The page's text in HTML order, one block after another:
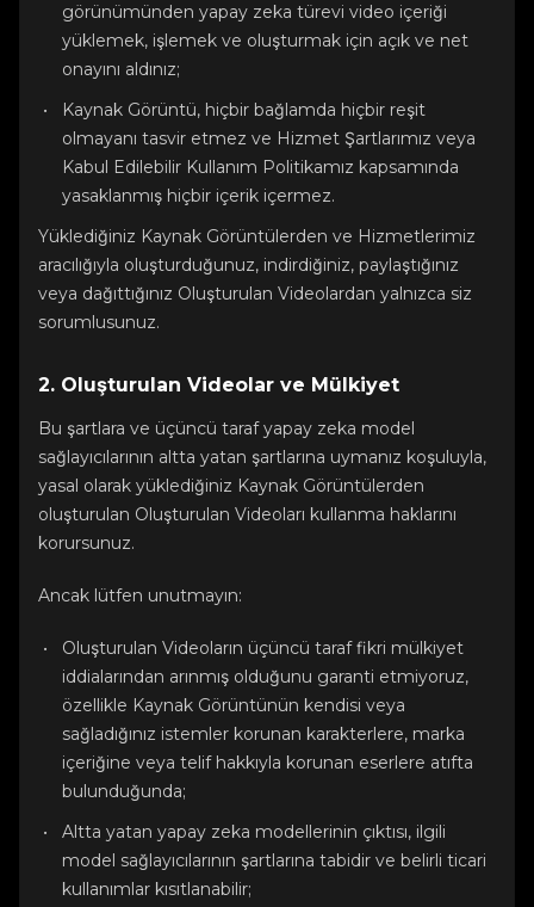
görünümünden yapay zeka türevi video içeriği
yüklemek, işlemek ve oluşturmak için açık ve net
onayını aldınız;
Kaynak Görüntü, hiçbir bağlamda hiçbir reşit
olmayanı tasvir etmez ve Hizmet Şartlarımız veya
Kabul Edilebilir Kullanım Politikamız kapsamında
yasaklanmış hiçbir içerik içermez.
Yüklediğiniz Kaynak Görüntülerden ve Hizmetlerimiz
aracılığıyla oluşturduğunuz, indirdiğiniz, paylaştığınız
veya dağıttığınız Oluşturulan Videolardan yalnızca siz
sorumlusunuz.
2. Oluşturulan Videolar ve Mülkiyet
Bu şartlara ve üçüncü taraf yapay zeka model
sağlayıcılarının altta yatan şartlarına uymanız koşuluyla,
yasal olarak yüklediğiniz Kaynak Görüntülerden
oluşturulan Oluşturulan Videoları kullanma haklarını
korursunuz.
Ancak lütfen unutmayın:
Oluşturulan Videoların üçüncü taraf fikri mülkiyet
iddialarından arınmış olduğunu garanti etmiyoruz,
özellikle Kaynak Görüntünün kendisi veya
sağladığınız istemler korunan karakterlere, marka
içeriğine veya telif hakkıyla korunan eserlere atıfta
bulunduğunda;
Altta yatan yapay zeka modellerinin çıktısı, ilgili
model sağlayıcılarının şartlarına tabidir ve belirli ticari
kullanımlar kısıtlanabilir;